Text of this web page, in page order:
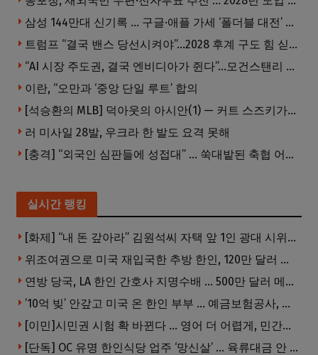
삼성 144만대 신기록 … 구글·애플 가세 ‘폴더블 대전’ 열린다
트럼프 “결국 밴스 당선시켜야”…2028 후계 구도 힘 싣나
“AI 시장 주도권, 결국 엔비디아가 쥔다”…모건스탠리 장담
이란, “오만과 ‘중앙 단일 루트’ 합의
[석승환의 MLB] 덕아웃의 아시안(1) — 커트 스즈키가 우리에게 묻는 것
러 미사일 28발, 우크라 한 발도 요격 못해
[충격] “외국인 심판들에 성접대” … 쑥대밭된 축협 어디까지 추락하나
실시간 랭킹
[화제] “내 돈 갚아라” 김원석씨 자택 앞 1인 광대 시위 … 한인 투자사, “108만 달러 못받아”
위조여권으로 미국 재입국한 추방 한인, 120만 달러 은행 사기 행각
연방 당국, LA 한인 간호사 지명수배 … 500만 달러 메디캐어 사기, 선고 직전 한국 도주
’10억 빚’ 안갚고 미국 온 한인 부부 … 예금보험공사, 미국서 소송
[이민]시민권 시험 확 바뀐다 … 영어 더 어렵게, 민간시험 도입 추진
[단독] OC 유명 한인식당 업주 ‘망신살’ … 육류대금 안 갚자 식당서 공개추심